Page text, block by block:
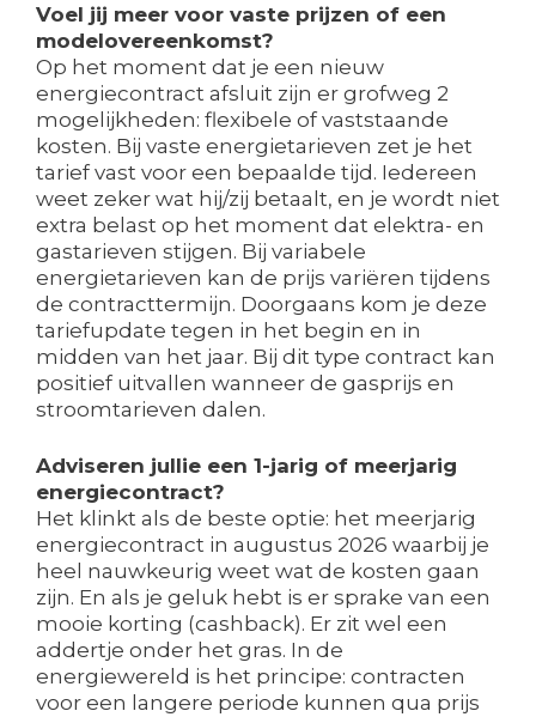
Voel jij meer voor vaste prijzen of een
modelovereenkomst?
Op het moment dat je een nieuw
energiecontract afsluit zijn er grofweg 2
mogelijkheden: flexibele of vaststaande
kosten. Bij vaste energietarieven zet je het
tarief vast voor een bepaalde tijd. Iedereen
weet zeker wat hij/zij betaalt, en je wordt niet
extra belast op het moment dat elektra- en
gastarieven stijgen. Bij variabele
energietarieven kan de prijs variëren tijdens
de contracttermijn. Doorgaans kom je deze
tariefupdate tegen in het begin en in
midden van het jaar. Bij dit type contract kan
positief uitvallen wanneer de gasprijs en
stroomtarieven dalen.
Adviseren jullie een 1-jarig of meerjarig
energiecontract?
Het klinkt als de beste optie: het meerjarig
energiecontract in augustus 2026 waarbij je
heel nauwkeurig weet wat de kosten gaan
zijn. En als je geluk hebt is er sprake van een
mooie korting (cashback). Er zit wel een
addertje onder het gras. In de
energiewereld is het principe: contracten
voor een langere periode kunnen qua prijs